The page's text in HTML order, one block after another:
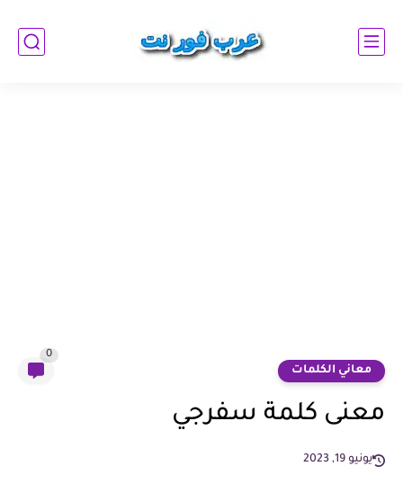
معاني الكلمات
0
معنى كلمة سفرجي
يونيو 19, 2023